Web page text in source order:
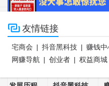
 友情链接
宅商会 | 抖音黑科技 | 赚钱中
网赚导航 | 创业者 | 权益商城